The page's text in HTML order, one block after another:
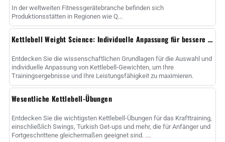
In der weltweiten Fitnessgerätebranche befinden sich
Produktionsstätten in Regionen wie Q...
Kettlebell Weight Science: Individuelle Anpassung für bessere Ergebnisse
Entdecken Sie die wissenschaftlichen Grundlagen für die Auswahl und
individuelle Anpassung von Kettlebell-Gewichten, um Ihre
Trainingsergebnisse und Ihre Leistungsfähigkeit zu maximieren.
Wesentliche Kettlebell-Übungen
Entdecken Sie die wichtigsten Kettlebell-Übungen für das Krafttraining,
einschließlich Swings, Turkish Get-ups und mehr, die für Anfänger und
Fortgeschrittene gleichermaßen geeignet sind. ....